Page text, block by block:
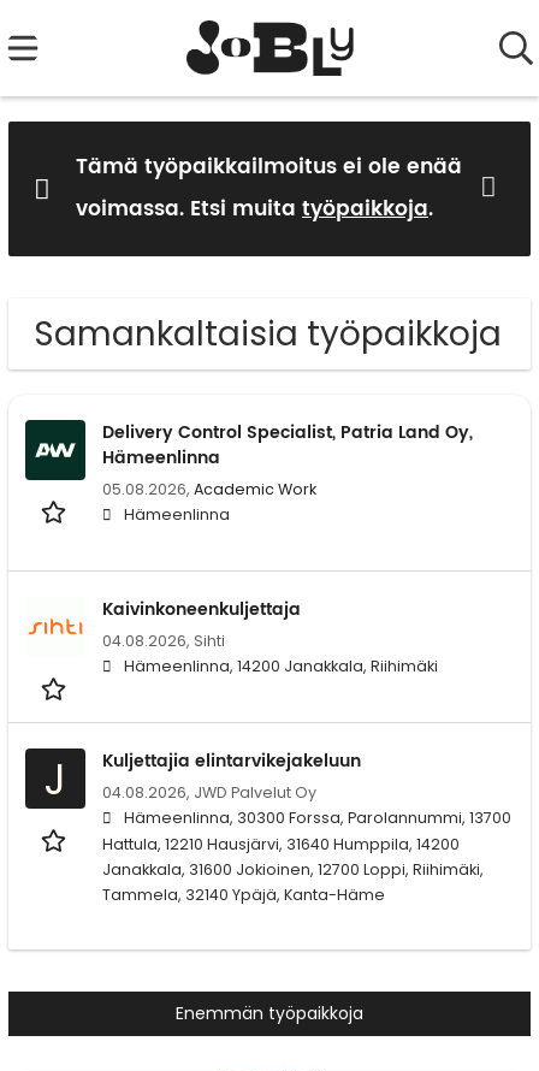
Tämä työpaikkailmoitus ei ole enää
voimassa. Etsi muita työpaikkoja.
Samankaltaisia työpaikkoja
Delivery Control Specialist, Patria Land Oy,
Hämeenlinna
05.08.2026, Academic Work
Hämeenlinna
Kaivinkoneenkuljettaja
04.08.2026, Sihti
Hämeenlinna, 14200 Janakkala, Riihimäki
J Kuljettajia elintarvikejakeluun
04.08.2026, JWD Palvelut Oy
Hämeenlinna, 30300 Forssa, Parolannummi, 13700
Hattula, 12210 Hausjärvi, 31640 Humppila, 14200
Janakkala, 31600 Jokioinen, 12700 Loppi, Riihimäki,
Tammela, 32140 Ypäjä, Kanta-Häme
Enemmän työpaikkoja